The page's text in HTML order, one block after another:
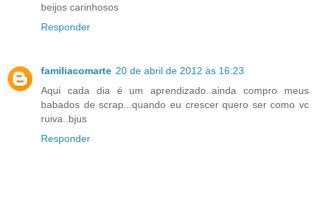
beijos carinhosos
Responder
familiacomarte 20 de abril de 2012 às 16:23
Aqui cada dia é um aprendizado..ainda compro meus
babados de scrap...quando eu crescer quero ser como vc
ruiva..bjus
Responder